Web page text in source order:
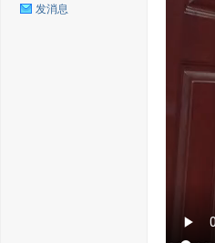
发消息